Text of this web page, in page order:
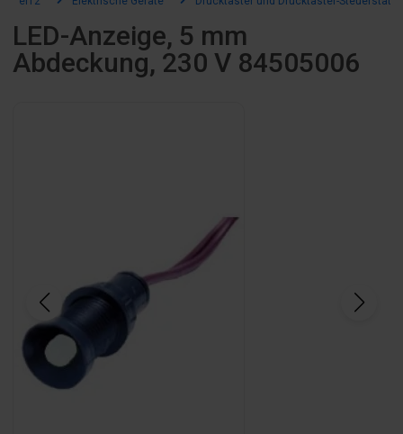
LED-Anzeige, 5 mm
Abdeckung, 230 V 84505006